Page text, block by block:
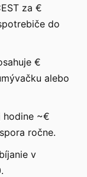
za €
do
€
alebo
hodine ~€
ročne.
v